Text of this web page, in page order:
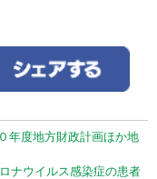
年度地方財政計画ほか地
ナウイルス感染症の患者